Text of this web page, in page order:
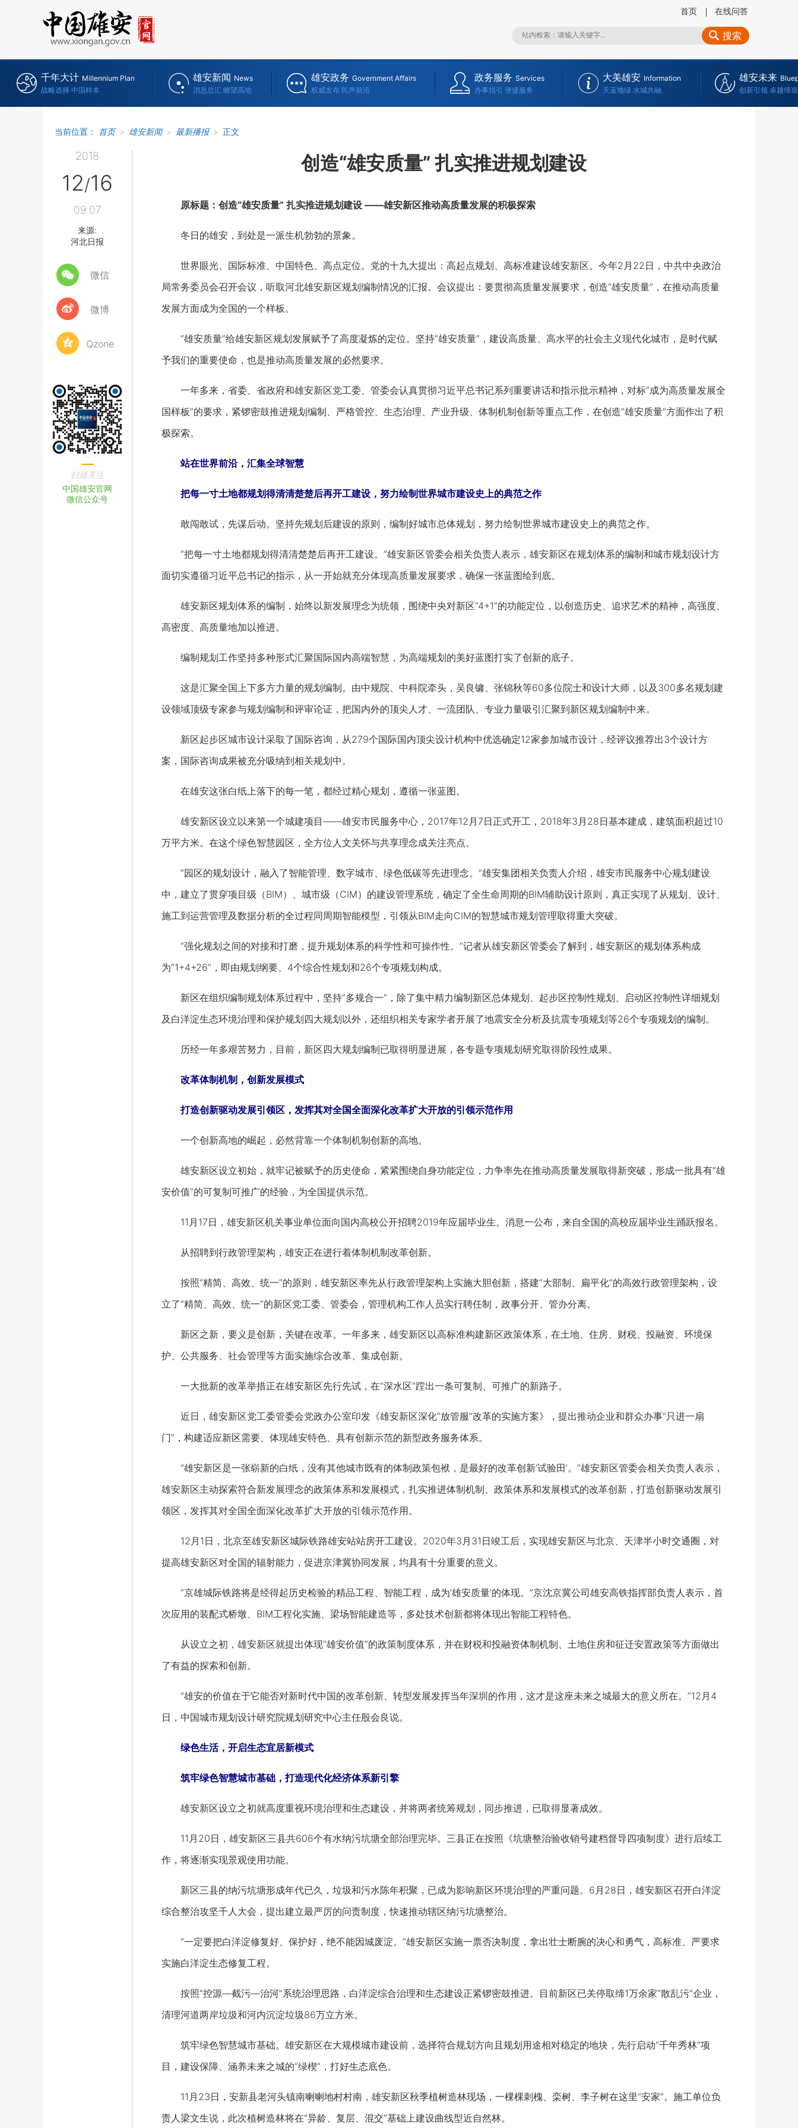
首页 在线问答
搜索
千年大计 Millennium Plan
战略选择 中国样本
雄安新闻 News
消息总汇 瞭望高地
雄安政务 Government Affairs
权威发布 民声前沿
政务服务 Services
办事指引 便捷服务
大美雄安 Information
天蓝地绿 水城共融
雄安未来
创新引领 卓越缔造
当前位置： 首页 > 雄安新闻 > 最新播报 > 正文
2018
12/16
09:07
来源:
河北日报
微信
微博
Qzone
扫描关注
中国雄安官网
微信公众号
创造“雄安质量” 扎实推进规划建设
原标题：创造“雄安质量” 扎实推进规划建设 ——雄安新区推动高质量发展的积极探索
冬日的雄安，到处是一派生机勃勃的景象。
世界眼光、国际标准、中国特色、高点定位。党的十九大提出：高起点规划、高标准建设雄安新区。今年2月22日，中共中央政治
局常务委员会召开会议，听取河北雄安新区规划编制情况的汇报。会议提出：要贯彻高质量发展要求，创造“雄安质量”，在推动高质量
发展方面成为全国的一个样板。
“雄安质量”给雄安新区规划发展赋予了高度凝炼的定位。坚持“雄安质量”，建设高质量、高水平的社会主义现代化城市，是时代赋
予我们的重要使命，也是推动高质量发展的必然要求。
一年多来，省委、省政府和雄安新区党工委、管委会认真贯彻习近平总书记系列重要讲话和指示批示精神，对标“成为高质量发展全
国样板”的要求，紧锣密鼓推进规划编制、严格管控、生态治理、产业升级、体制机制创新等重点工作，在创造“雄安质量”方面作出了积
极探索。
站在世界前沿，汇集全球智慧
把每一寸土地都规划得清清楚楚后再开工建设，努力绘制世界城市建设史上的典范之作
敢闯敢试，先谋后动。坚持先规划后建设的原则，编制好城市总体规划，努力绘制世界城市建设史上的典范之作。
“把每一寸土地都规划得清清楚楚后再开工建设。”雄安新区管委会相关负责人表示，雄安新区在规划体系的编制和城市规划设计方
面切实遵循习近平总书记的指示，从一开始就充分体现高质量发展要求，确保一张蓝图绘到底。
雄安新区规划体系的编制，始终以新发展理念为统领，围绕中央对新区“4+1”的功能定位，以创造历史、追求艺术的精神，高强度、
高密度、高质量地加以推进。
编制规划工作坚持多种形式汇聚国际国内高端智慧，为高端规划的美好蓝图打实了创新的底子。
这是汇聚全国上下多方力量的规划编制。由中规院、中科院牵头，吴良镛、张锦秋等60多位院士和设计大师，以及300多名规划建
设领域顶级专家参与规划编制和评审论证，把国内外的顶尖人才、一流团队、专业力量吸引汇聚到新区规划编制中来。
新区起步区城市设计采取了国际咨询，从279个国际国内顶尖设计机构中优选确定12家参加城市设计，经评议推荐出3个设计方
案，国际咨询成果被充分吸纳到相关规划中。
在雄安这张白纸上落下的每一笔，都经过精心规划，遵循一张蓝图。
雄安新区设立以来第一个城建项目——雄安市民服务中心，2017年12月7日正式开工，2018年3月28日基本建成，建筑面积超过10
万平方米。在这个绿色智慧园区，全方位人文关怀与共享理念成关注亮点。
“园区的规划设计，融入了智能管理、数字城市、绿色低碳等先进理念。”雄安集团相关负责人介绍，雄安市民服务中心规划建设
中，建立了贯穿项目级（BIM）、城市级（CIM）的建设管理系统，确定了全生命周期的BIM辅助设计原则，真正实现了从规划、设计、
施工到运营管理及数据分析的全过程同周期智能模型，引领从BIM走向CIM的智慧城市规划管理取得重大突破。
“强化规划之间的对接和打磨，提升规划体系的科学性和可操作性。”记者从雄安新区管委会了解到，雄安新区的规划体系构成
为“1+4+26”，即由规划纲要、4个综合性规划和26个专项规划构成。
新区在组织编制规划体系过程中，坚持“多规合一”，除了集中精力编制新区总体规划、起步区控制性规划、启动区控制性详细规划
及白洋淀生态环境治理和保护规划四大规划以外，还组织相关专家学者开展了地震安全分析及抗震专项规划等26个专项规划的编制。
历经一年多艰苦努力，目前，新区四大规划编制已取得明显进展，各专题专项规划研究取得阶段性成果。
改革体制机制，创新发展模式
打造创新驱动发展引领区，发挥其对全国全面深化改革扩大开放的引领示范作用
一个创新高地的崛起，必然背靠一个体制机制创新的高地。
雄安新区设立初始，就牢记被赋予的历史使命，紧紧围绕自身功能定位，力争率先在推动高质量发展取得新突破，形成一批具有“雄
安价值”的可复制可推广的经验，为全国提供示范。
11月17日，雄安新区机关事业单位面向国内高校公开招聘2019年应届毕业生。消息一公布，来自全国的高校应届毕业生踊跃报名。
从招聘到行政管理架构，雄安正在进行着体制机制改革创新。
按照“精简、高效、统一”的原则，雄安新区率先从行政管理架构上实施大胆创新，搭建“大部制、扁平化”的高效行政管理架构，设
立了“精简、高效、统一”的新区党工委、管委会，管理机构工作人员实行聘任制，政事分开、管办分离。
新区之新，要义是创新，关键在改革。一年多来，雄安新区以高标准构建新区政策体系，在土地、住房、财税、投融资、环境保
护、公共服务、社会管理等方面实施综合改革、集成创新。
一大批新的改革举措正在雄安新区先行先试，在“深水区”蹚出一条可复制、可推广的新路子。
近日，雄安新区党工委管委会党政办公室印发《雄安新区深化“放管服”改革的实施方案》，提出推动企业和群众办事“只进一扇
门”，构建适应新区需要、体现雄安特色、具有创新示范的新型政务服务体系。
“雄安新区是一张崭新的白纸，没有其他城市既有的体制政策包袱，是最好的改革创新‘试验田’。”雄安新区管委会相关负责人表示，
雄安新区主动探索符合新发展理念的政策体系和发展模式，扎实推进体制机制、政策体系和发展模式的改革创新，打造创新驱动发展引
领区，发挥其对全国全面深化改革扩大开放的引领示范作用。
12月1日，北京至雄安新区城际铁路雄安站站房开工建设。2020年3月31日竣工后，实现雄安新区与北京、天津半小时交通圈，对
提高雄安新区对全国的辐射能力，促进京津冀协同发展，均具有十分重要的意义。
“京雄城际铁路将是经得起历史检验的精品工程、智能工程，成为‘雄安质量’的体现。”京沈京冀公司雄安高铁指挥部负责人表示，首
次应用的装配式桥墩、BIM工程化实施、梁场智能建造等，多处技术创新都将体现出智能工程特色。
从设立之初，雄安新区就提出体现“雄安价值”的政策制度体系，并在财税和投融资体制机制、土地住房和征迁安置政策等方面做出
了有益的探索和创新。
“雄安的价值在于它能否对新时代中国的改革创新、转型发展发挥当年深圳的作用，这才是这座未来之城最大的意义所在。”12月4
日，中国城市规划设计研究院规划研究中心主任殷会良说。
绿色生活，开启生态宜居新模式
筑牢绿色智慧城市基础，打造现代化经济体系新引擎
雄安新区设立之初就高度重视环境治理和生态建设，并将两者统筹规划，同步推进，已取得显著成效。
11月20日，雄安新区三县共606个有水纳污坑塘全部治理完毕。三县正在按照《坑塘整治验收销号建档督导四项制度》进行后续工
作，将逐渐实现景观使用功能。
新区三县的纳污坑塘形成年代已久，垃圾和污水陈年积聚，已成为影响新区环境治理的严重问题。6月28日，雄安新区召开白洋淀
综合整治攻坚千人大会，提出建立最严厉的问责制度，快速推动辖区纳污坑塘整治。
“一定要把白洋淀修复好、保护好，绝不能因城废淀。”雄安新区实施一票否决制度，拿出壮士断腕的决心和勇气，高标准、严要求
实施白洋淀生态修复工程。
按照“控源—截污—治河”系统治理思路，白洋淀综合治理和生态建设正紧锣密鼓推进。目前新区已关停取缔1万余家“散乱污”企业，
清理河道两岸垃圾和河内沉淀垃圾86万立方米。
筑牢绿色智慧城市基础。雄安新区在大规模城市建设前，选择符合规划方向且规划用途相对稳定的地块，先行启动“千年秀林”项
目，建设保障、涵养未来之城的“绿楔”，打好生态底色。
11月23日，安新县老河头镇南喇喇地村村南，雄安新区秋季植树造林现场，一棵棵刺槐、栾树、李子树在这里“安家”。施工单位负
责人梁文生说，此次植树造林将在“异龄、复层、混交”基础上建设曲线型近自然林。